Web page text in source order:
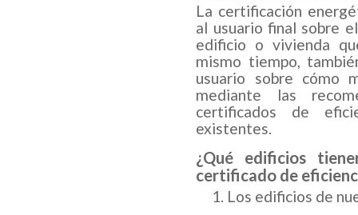
La certificación
al usuario final sobre
edificio o vivienda
mismo tiempo,
usuario sobre cómo
mediante las
certificados de
existentes.
¿Qué edificios
certificado de
Los edificios de